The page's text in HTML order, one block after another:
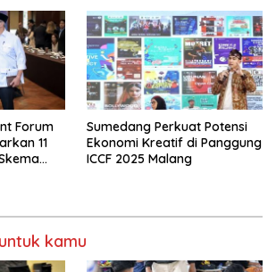
Forum
11
Sumedang Perkuat Potensi
Ekonomi Kreatif di Panggung
ICCF 2025 Malang
kamu